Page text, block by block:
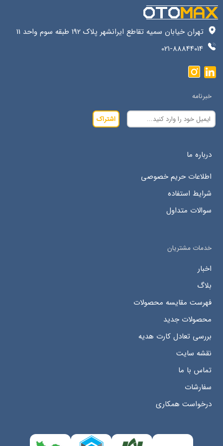
تهران خیابان سمیه تقاطع ایرانشهر پلاک 192 طبقه سوم واحد 11
021-88844014
خبرنامه
اشتراک
درباره ما
اطلاعات حریم خصوصی
شرایط استفاده
سوالات متداول
خدمات مشتریان
اخبار
بلاگ
فهرست مقایسه محصولات
محصولات جدید
بررسی تعادل کارت هدیه
نقشه سایت
تماس با ما
سفارشات
درخواست همکاری